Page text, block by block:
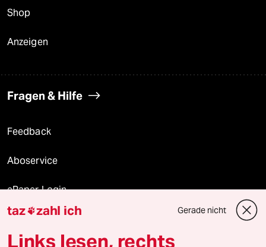
Shop
Anzeigen
Fragen & Hilfe
Feedback
Aboservice
ePaper Login
Downloads für Abonnierende
taz zahl ich Gerade nicht
Links lesen, rechts